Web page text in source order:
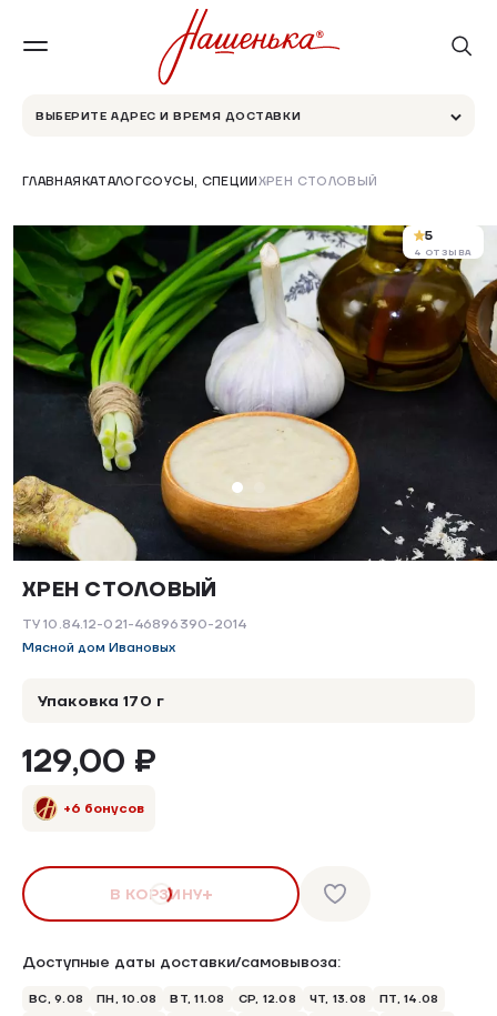
ВЫБЕРИТЕ АДРЕС И ВРЕМЯ ДОСТАВКИ
ГЛАВНАЯКАТАЛОГСОУСЫ, СПЕЦИИХРЕН СТОЛОВЫЙ
5
4 ОТЗЫВА
ХРЕН СТОЛОВЫЙ
ТУ 10.84.12-021-46896390-2014
Мясной дом Ивановых
Доступные даты доставки/самовывоза:
ВС, 9.08 ПН, 10.08 ВТ, 11.08 СР, 12.08 ЧТ, 13.08
ПТ, 14.08
Упаковка 170 г
129,00 ₽
+6 бонусов
В КОРЗИНУ